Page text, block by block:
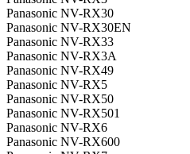
Panasonic NV-RX30
Panasonic NV-RX30EN
Panasonic NV-RX33
Panasonic NV-RX3A
Panasonic NV-RX49
Panasonic NV-RX5
Panasonic NV-RX50
Panasonic NV-RX501
Panasonic NV-RX6
Panasonic NV-RX600